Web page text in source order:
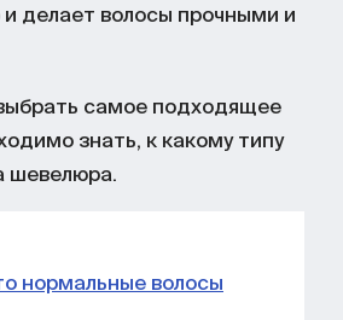
и делает волосы прочными и
самое подходящее
знать, к какому типу
шевелюра.
нормальные волосы